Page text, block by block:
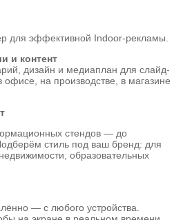
для эффективной Indoor-рекламы.
и контент
дизайн и медиаплан для слайд-
на производстве, в магазине
стендов — до
стиль под ваш бренд: для
образовательных
— с любого устройства.